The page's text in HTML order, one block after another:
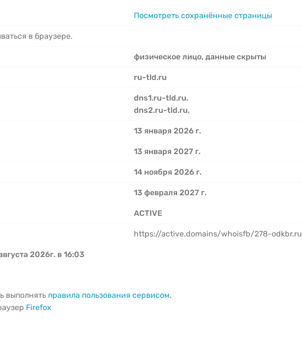
Посмотреть сохранённые страницы
в браузере.
физическое лицо, данные скрыты
ru-tld.ru
dns1.ru-tld.ru.
dns2.ru-tld.ru.
13 января 2026 г.
13 января 2027 г.
14 ноября 2026 г.
13 февраля 2027 г.
ACTIVE
https://active.domains/whoisfb/278-odkbr.ru
2026г. в 16:03
выполнять правила пользования сервисом.
Firefox